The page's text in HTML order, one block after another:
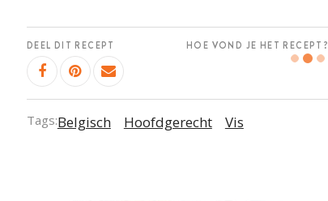
DEEL DIT RECEPT HOE VOND JE HET RECEPT?
Tags:Belgisch Hoofdgerecht Vis